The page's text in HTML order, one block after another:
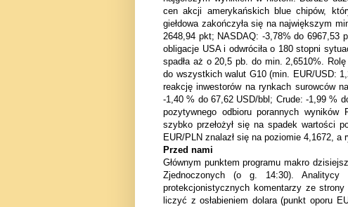
cen akcji amerykańskich blue chipów,
giełdowa zakończyła się na największym
2648,94 pkt; NASDAQ: -3,78% do 6967,53
obligacje USA i odwróciła o 180 stopni
spadła aż o 20,5 pb. do min. 2,6510%.
do wszystkich walut G10 (min. EUR/USD:
reakcję inwestorów na rynkach surowców
-1,40 % do 67,62 USD/bbl; Crude: -1,99 %
pozytywnego odbioru porannych
szybko przełożył się na spadek wartości
EUR/PLN znalazł się na poziomie 4,1672, a
Przed nami
Głównym punktem programu makro
Zjednoczonych (o g. 14:30).
protekcjonistycznych komentarzy ze
liczyć z osłabieniem dolara (punkt oporu